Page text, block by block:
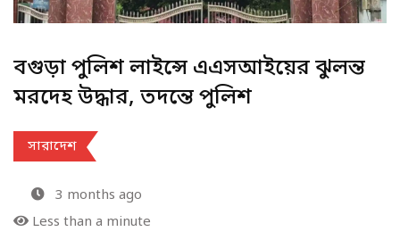
বগুড়া পুলিশ লাইন্সে এএসআইয়ের ঝুলন্ত
মরদেহ উদ্ধার, তদন্তে পুলিশ
সারাদেশ
3 months ago
Less than a minute